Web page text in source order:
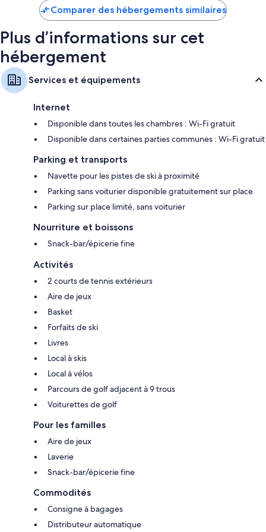
de
Comparer des hébergements similaires
Plus d’informations sur cet
hébergement
Services et équipements
Internet
Disponible dans toutes les chambres : Wi-Fi gratuit
Disponible dans certaines parties communes : Wi-Fi gratuit
Parking et transports
Navette pour les pistes de ski à proximité
Parking sans voiturier disponible gratuitement sur place
Parking sur place limité, sans voiturier
Nourriture et boissons
Snack-bar/épicerie fine
Activités
2 courts de tennis extérieurs
Aire de jeux
Basket
Forfaits de ski
Livres
Local à skis
Local à vélos
Parcours de golf adjacent à 9 trous
Voiturettes de golf
Pour les familles
Aire de jeux
Laverie
Snack-bar/épicerie fine
Commodités
Consigne à bagages
Distributeur automatique